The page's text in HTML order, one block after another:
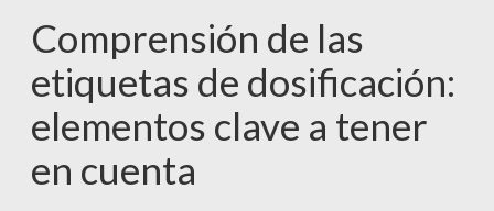
Comprensión de las
etiquetas de dosificación:
elementos clave a tener
en cuenta